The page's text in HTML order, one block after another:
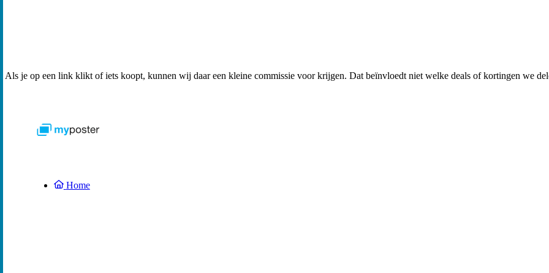
Als je op een link klikt of iets koopt, kunnen wij daar een kleine commissie voor krijgen. Dat beïnvloedt niet welke deals of kortingen we
Home